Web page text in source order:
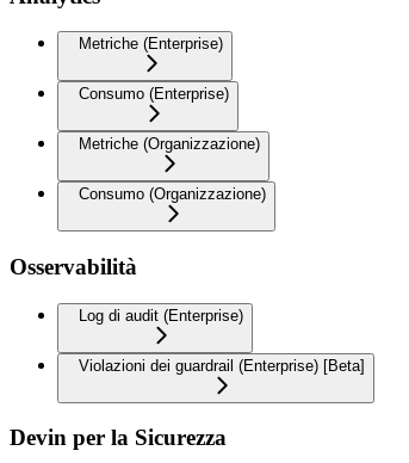
Metriche (Enterprise)
Consumo (Enterprise)
Metriche (Organizzazione)
Consumo (Organizzazione)
Osservabilità
Log di audit (Enterprise)
Violazioni dei guardrail (Enterprise) [Beta]
Devin per la Sicurezza